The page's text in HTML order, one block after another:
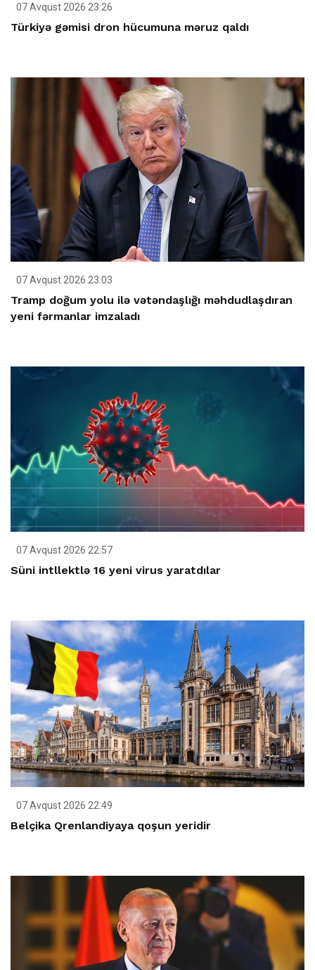
07 Avqust 2026 23:26
Türkiyə gəmisi dron hücumuna məruz qaldı
07 Avqust 2026 23:03
Tramp doğum yolu ilə vətəndaşlığı məhdudlaşdıran
yeni fərmanlar imzaladı
07 Avqust 2026 22:57
Süni intllektlə 16 yeni virus yaratdılar
07 Avqust 2026 22:49
Belçika Qrenlandiyaya qoşun yeridir